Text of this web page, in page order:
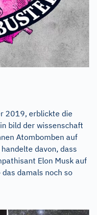
2019, erblickte die
bild der wissenschaft
Atombomben auf
davon, dass
Elon Musk auf
damals noch so